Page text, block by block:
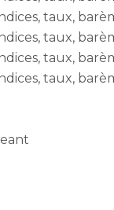
taux,
taux,
taux,
taux,